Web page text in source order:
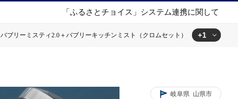
「ふるさとチョイス」システム連携に関して
バブリーミスティ2.0＋バブリーキッチンミスト（クロムセット） +1
岐阜県 山県市